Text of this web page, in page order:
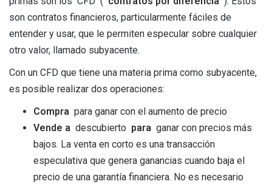
son contratos financieros, particularmente fáciles de
entender y usar, que le permiten especular sobre cualquier
otro valor, llamado subyacente.
Con un CFD que tiene una materia prima como subyacente,
es posible realizar dos operaciones:
Compra para ganar con el aumento de precio
Vende a descubierto para ganar con precios más
bajos. La venta en corto es una transacción
especulativa que genera ganancias cuando baja el
precio de una garantía financiera. No es necesario